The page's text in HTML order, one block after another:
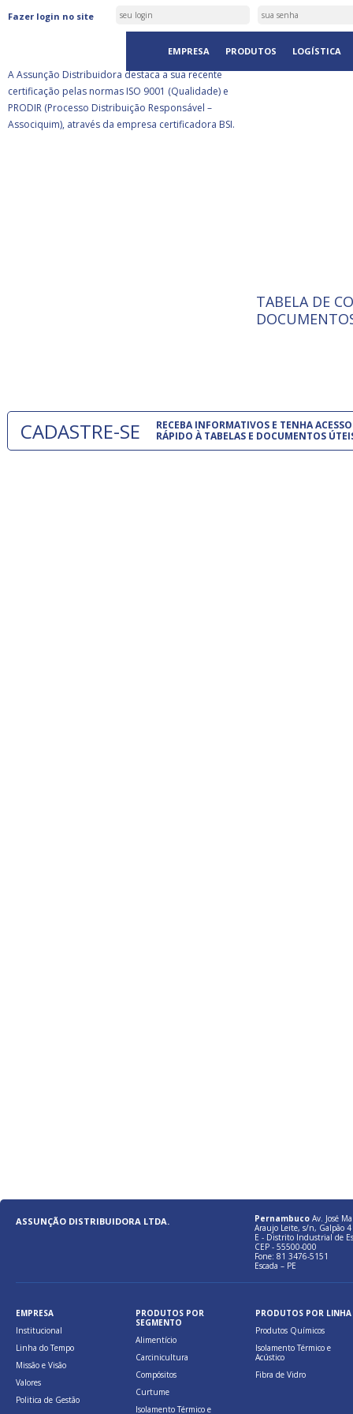
Fazer login no site
EMPRESA PRODUTOS LOGÍSTICA
ASSUNÇÃO DISTRIBUIDORA É
CERTIFICADA PELA BSI
A Assunção Distribuidora destaca a sua recente
certificação pelas normas ISO 9001 (Qualidade) e
PRODIR (Processo Distribuição Responsável –
Associquim), através da empresa certificadora BSI.
ISO 9001:
A
TABELA DE
CADASTRE-SE
RECEBA INFORMATIVOS E TENHA ACESSO
RÁPIDO À TABELAS E DOCUMENTOS
ASSUNÇÃO DISTRIBUIDORA LTDA. Pernambuco Av. José
Araujo Leite, s/n, Galpão 4
E - Distrito Industrial de
CEP - 55500-000
Fone: 81 3476-5151
Escada – PE
EMPRESA
Institucional
Linha do Tempo
Missão e Visão
Valores
Politica de Gestão
PRODUTOS POR
SEGMENTO
Alimentício
Carcinicultura
Compósitos
Curtume
Isolamento Térmico e
PRODUTOS POR LINHA
Produtos Químicos
Isolamento Térmico e
Acústico
Fibra de Vidro